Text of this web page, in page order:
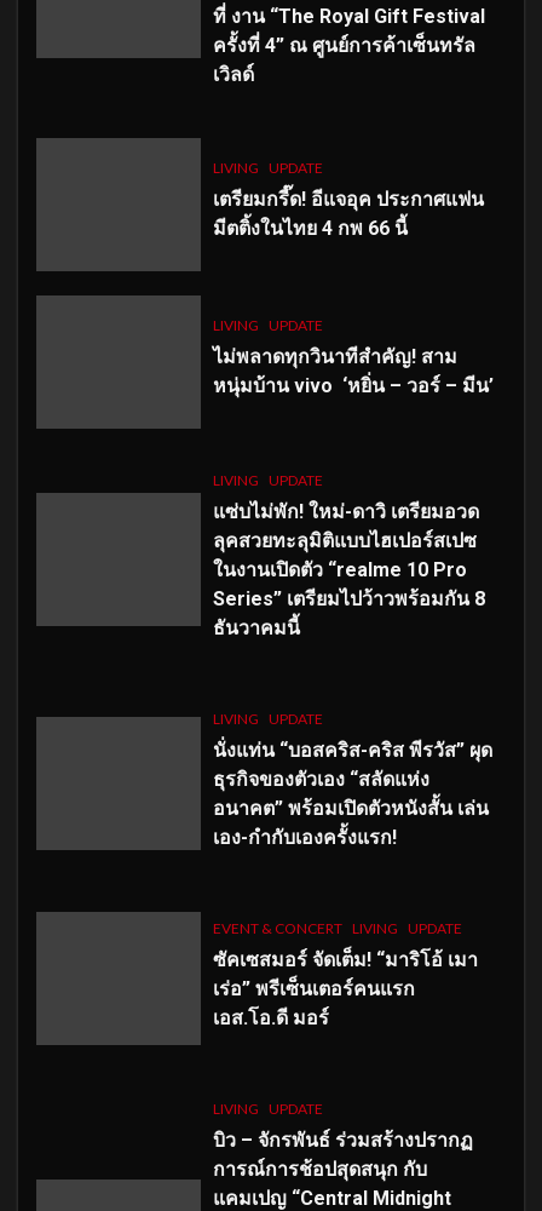
ที่ งาน “The Royal Gift Festival
ครั้งที่ 4” ณ ศูนย์การค้าเซ็นทรัล
เวิลด์
LIVING UPDATE
เตรียมกรี๊ด! อีแจอุค ประกาศแฟน
มีตติ้งในไทย 4 กพ 66 นี้
LIVING UPDATE
ไม่พลาดทุกวินาทีสำคัญ! สาม
หนุ่มบ้าน vivo ‘หยิ่น – วอร์ – มีน’
LIVING UPDATE
แซ่บไม่พัก! ใหม่-ดาวิ เตรียมอวด
ลุคสวยทะลุมิติแบบไฮเปอร์สเปซ
ในงานเปิดตัว “realme 10 Pro
Series” เตรียมไปว้าวพร้อมกัน 8
ธันวาคมนี้
LIVING UPDATE
นั่งแท่น “บอสคริส-คริส พีรวัส” ผุด
ธุรกิจของตัวเอง “สลัดแห่ง
อนาคต” พร้อมเปิดตัวหนังสั้น เล่น
เอง-กำกับเองครั้งแรก!
EVENT & CONCERT LIVING UPDATE
ซัคเซสมอร์ จัดเต็ม! “มาริโอ้ เมา
เร่อ” พรีเซ็นเตอร์คนแรก
เอส.โอ.ดี มอร์
LIVING UPDATE
บิว – จักรพันธ์ ร่วมสร้างปรากฏ
การณ์การช้อปสุดสนุก กับ
แคมเปญ “Central Midnight